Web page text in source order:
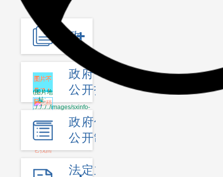
政府信息
公开指南
政府信息
公开制度
法定主动